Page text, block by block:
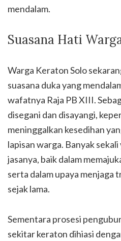
mendalam.
Suasana Hati
Warga Keraton Solo
suasana duka yang
wafatnya Raja PB XIII.
disegani dan disayangi,
meninggalkan kesedihan
lapisan warga. Banyak
jasanya, baik dalam
serta dalam upaya menjaga
sejak lama.
Sementara prosesi
sekitar keraton dihiasi